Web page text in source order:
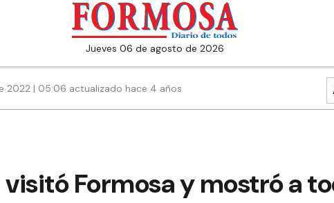
jueves 06 de agosto de 2026
2022 | 05:06 actualizado hace 4 años
Formosa y mostró a